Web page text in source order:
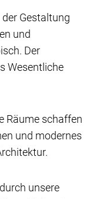
Gestaltung
und
Der
Wesentliche
Räume schaffen
und modernes
unsere